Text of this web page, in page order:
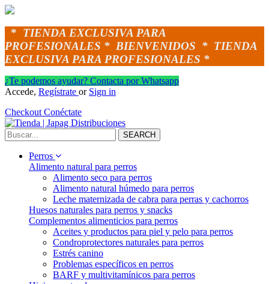
* TIENDA EXCLUSIVA PARA
PROFESIONALES * BIENVENIDOS * TIENDA
EXCLUSIVA PARA PROFESIONALES *
¿Te podemos ayudar? Contacta por Whatsapp
Accede, Regístrate or Sign in
Checkout Conéctate
SEARCH
Perros
Alimento natural para perros
Alimento seco para perros
Alimento natural húmedo para perros
Leche maternizada de cabra para perras y cachorros
Huesos naturales para perros y snacks
Complementos alimenticios para perros
Aceites y productos para piel y pelo para perros
Condroprotectores naturales para perros
Estrés canino
Problemas específicos en perros
BARF y multivitamínicos para perros